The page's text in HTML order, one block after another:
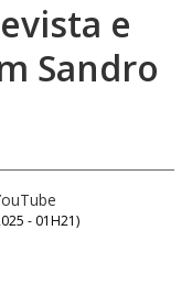
e
Sandro
- 01H21)